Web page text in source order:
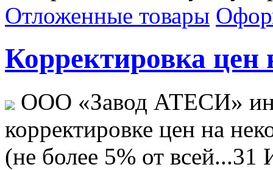
Отложенные товары
Корректировка цен
ООО «Завод АТЕСИ»
корректировке цен на
(не более 5% от всей...31